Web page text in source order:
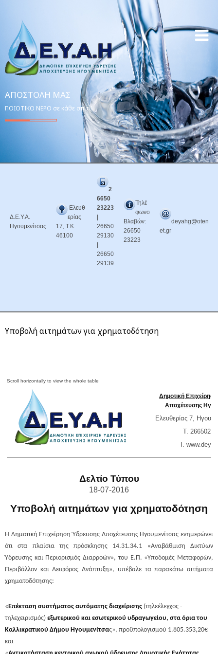
ΑΠΟΣΤΟΛΉ ΜΑΣ
ΠΟΙΟΤΙΚΟ ΝΕΡΟ σε κάθε σπίτι!
Δ.Ε.Υ.Α.
Ηγουμενίτσας
Ελευθ
ερίας
17, Τ.Κ.
46100
2
6650
23223
26650
29130
26650
29139
Τηλέ
φωνο
Βλαβών:
26650
23223
deyahg@oten
et.gr
Υποβολή αιτημάτων για χρηματοδότηση
Δημοτική
Αποχέτευσης
Ελευθερίας 7,
T.
Ι. www.
Δελτίο Τύπου
18-07-2016
Υποβολή αιτημάτων για χρηματοδότηση
Η Δημοτική Επιχείρηση Ύδρευσης Αποχέτευσης Ηγουμενίτσας ενημερώνει
ότι στα πλαίσια της πρόσκλησης 14.31.34.1 «Αναβάθμιση Δικτύων
Ύδρευσης και Περιορισμός Διαρροών», του Ε.Π. «Υποδομές Μεταφορών,
Περιβάλλον και Αειφόρος Ανάπτυξη», υπέβαλε τα παρακάτω αιτήματα
χρηματοδότησης:
«Επέκταση συστήματος αυτόματης διαχείρισης (τηλεέλεγχος -
τηλεχειρισµός) εξωτερικού και εσωτερικού υδραγωγείου, στα όρια του
Καλλικρατικού Δήμου Ηγουμενίτσας», προϋπολογισμού 1.805.353,20€
και